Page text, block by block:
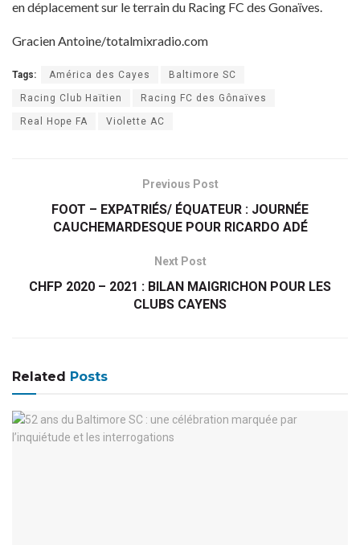
en déplacement sur le terrain du Racing FC des Gonaïves.
Gracien Antoine/totalmixradio.com
Tags: América des Cayes Baltimore SC
Racing Club Haïtien Racing FC des Gônaïves
Real Hope FA Violette AC
Previous Post
FOOT – EXPATRIÉS/ ÉQUATEUR : JOURNÉE
CAUCHEMARDESQUE POUR RICARDO ADÉ
Next Post
CHFP 2020 – 2021 : BILAN MAIGRICHON POUR LES
CLUBS CAYENS
Related Posts